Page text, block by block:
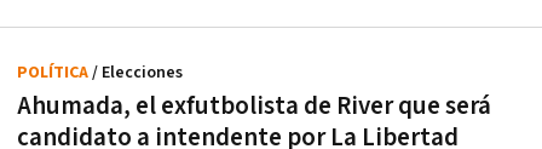
Ahumada, el exfutbolista de River que será
candidato a intendente por La Libertad
POLÍTICA/ Elecciones